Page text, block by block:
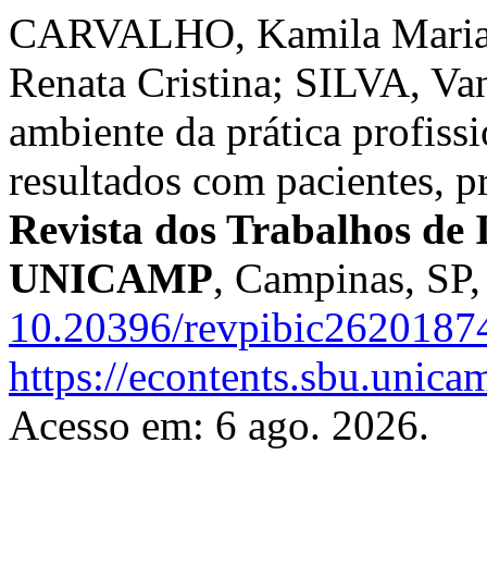
CARVALHO, Kamila
Renata Cristina; SILVA,
ambiente da prática
resultados com pacientes,
Revista dos Trabalhos
UNICAMP, Campinas,
10.20396/
https://
Acesso em: 6 ago. 2026.